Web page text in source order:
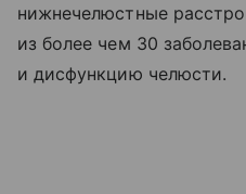
нижнечелюстные
из более чем 30
и дисфункцию челюсти.